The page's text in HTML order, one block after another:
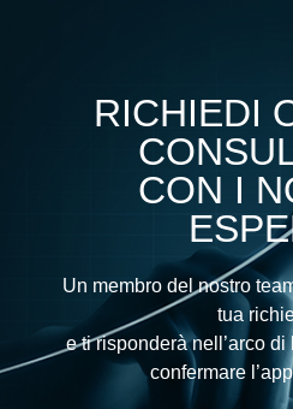
RICHIEDI
CON I
Un membro del nostro
tua
e ti risponderà nell’arco
confermare